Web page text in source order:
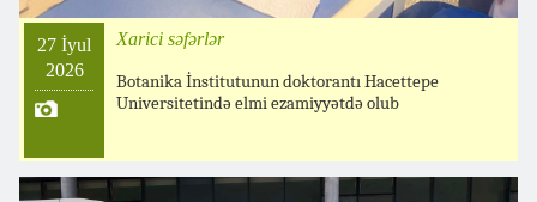
27 İyul
2026
Xarici səfərlər
Botanika İnstitutunun doktorantı Hacettepe
Universitetində elmi ezamiyyətdə olub